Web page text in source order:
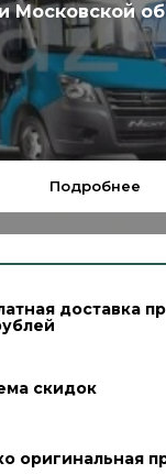
Московской
Подробнее
доставка
скидок
оригинальная